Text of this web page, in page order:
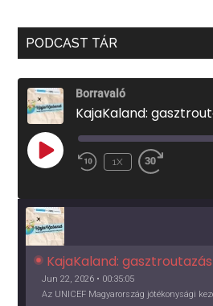
PODCAST TÁR
Borravaló
KajaKaland:
PLAY
EPISODE
1X
KajaKaland:
Jun 22, 2026 • 00:35:05